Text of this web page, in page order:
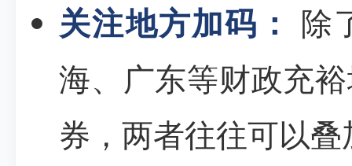
关注地方加码： 除
海、广东等财政充
券，两者往往可以